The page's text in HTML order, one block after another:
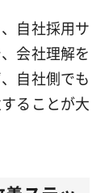
自社採用サ
会社理解を
自社側でも
ることが大